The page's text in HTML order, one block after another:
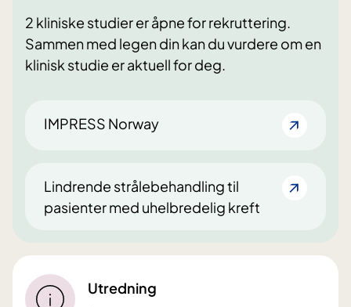
2 kliniske studier er åpne for rekruttering.
Sammen med legen din kan du vurdere om en
klinisk studie er aktuell for deg.
IMPRESS Norway
Lindrende strålebehandling til
pasienter med uhelbredelig kreft
Utredning